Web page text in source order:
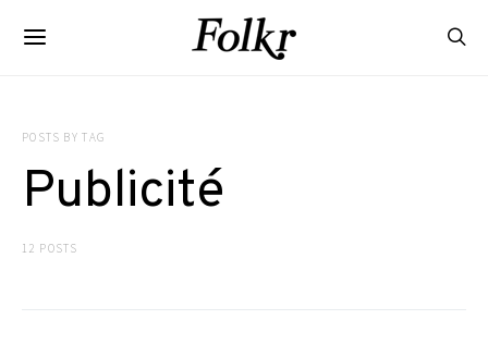
POSTS BY TAG
Publicité
12 POSTS